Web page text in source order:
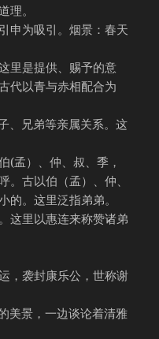
理。
申为吸引。烟景：春天
里是提供、赐予的意
代以青与赤相配合为
、兄弟等亲属关系。这
(孟）、仲、叔、季，
。古以伯（孟）、仲、
的。这里泛指弟弟。
这里以惠连来称赞诸弟
，袭封康乐公，世称谢
美景，一边谈论着清雅